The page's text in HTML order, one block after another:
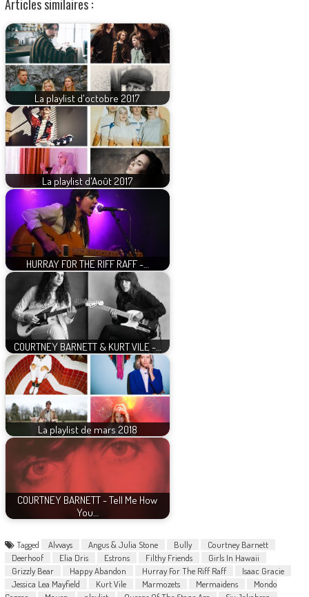
Articles similaires :
La playlist d'octobre 2017
La playlist d'Août 2017
HURRAY FOR THE RIFF RAFF -…
COURTNEY BARNETT & KURT VILE -…
La playlist de mars 2018
COURTNEY BARNETT - Tell Me How
You…
Tagged Alvvays Angus & Julia Stone Bully
Courtney Barnett
Deerhoof
Elia Dris Estrons Filthy Friends
Girls In Hawaii
Grizzly Bear
Happy Abandon Hurray For The Riff Raff
Isaac Gracie
Jessica Lea Mayfield
Kurt Vile Marmozets Mermaidens
Mondo